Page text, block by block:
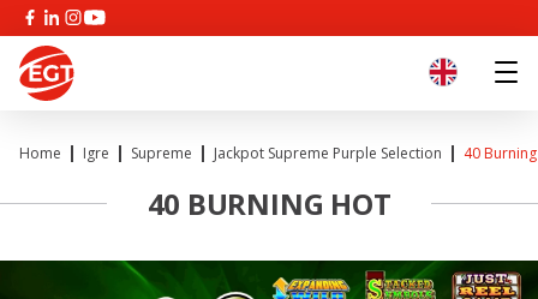
Home Igre Supreme Jackpot Supreme Purple Selection 40
40 BURNING HOT